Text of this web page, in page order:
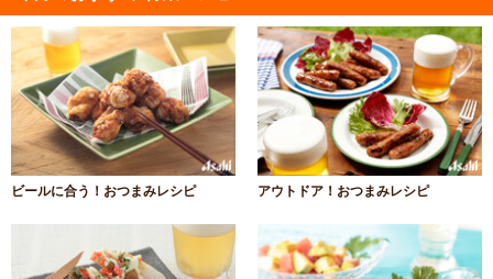
ビールに合う！おつまみレシピ アウトドア！おつまみレシピ